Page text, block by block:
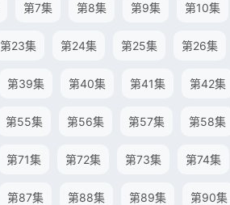
第7集 第8集 第9集 第10集
第23集 第24集 第25集 第26集
第39集 第40集 第41集 第42集
第55集 第56集 第57集 第58集
第71集 第72集 第73集 第74集
第87集 第88集 第89集 第90集